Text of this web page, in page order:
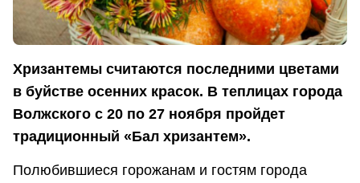
Хризантемы считаются последними цветами
в буйстве осенних красок. В теплицах города
Волжского с 20 по 27 ноября пройдет
традиционный «Бал хризантем».
Полюбившиеся горожанам и гостям города